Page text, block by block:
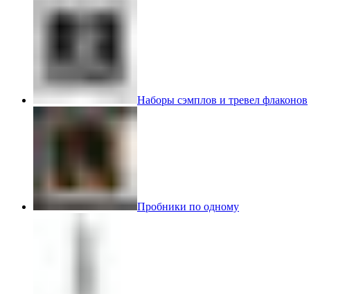
Наборы сэмплов и тревел флаконов
Пробники по одному